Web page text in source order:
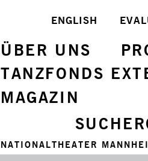
ENGLISH
ÜBER UNS
TANZFONDS
MAGAZIN
NATIONALTHEATER